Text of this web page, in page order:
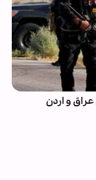
و اردن